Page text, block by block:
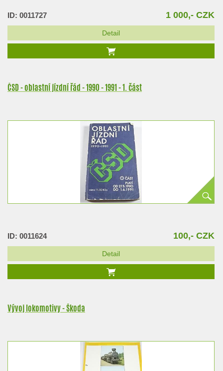
ID: 0011727 1 000,- CZK
Detail
ČSD - oblastní jízdní řád - 1990 - 1991 - 1. část
ID: 0011624 100,- CZK
Detail
Vývoj lokomotivy - Škoda